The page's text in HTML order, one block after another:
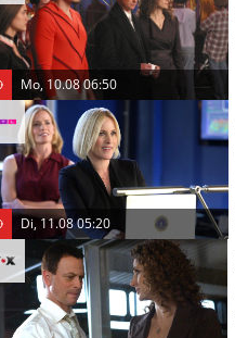
Mo, 10.08 06:50
Di, 11.08 05:20